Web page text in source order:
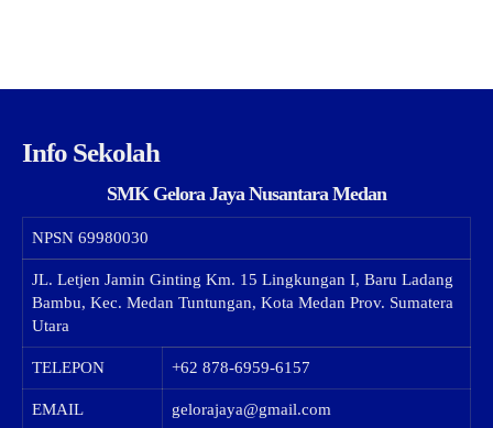
Info Sekolah
SMK Gelora Jaya Nusantara Medan
NPSN 69980030
JL. Letjen Jamin Ginting Km. 15 Lingkungan I, Baru Ladang
Bambu, Kec. Medan Tuntungan, Kota Medan Prov. Sumatera
Utara
TELEPON +62 878-6959-6157
EMAIL gelorajaya@gmail.com